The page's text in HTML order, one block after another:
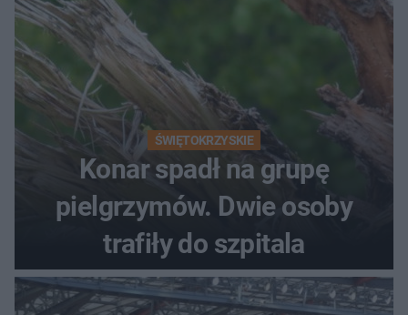
ŚWIĘTOKRZYSKIE
Konar spadł na grupę
pielgrzymów. Dwie osoby
trafiły do szpitala